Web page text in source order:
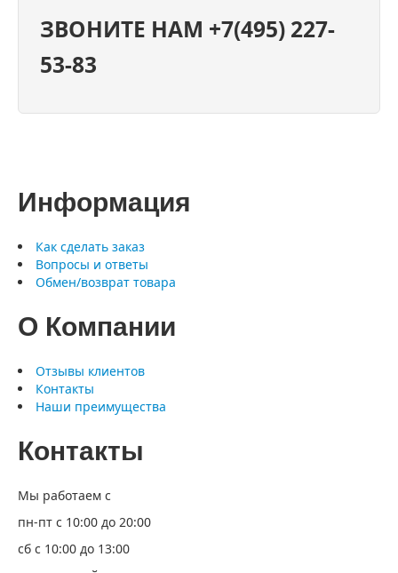
ЗВОНИТЕ НАМ +7(495) 227-
53-83
Информация
Как сделать заказ
Вопросы и ответы
Обмен/возврат товара
О Компании
Отзывы клиентов
Контакты
Наши преимущества
Контакты
Мы работаем с
пн-пт с 10:00 до 20:00
сб с 10:00 до 13:00